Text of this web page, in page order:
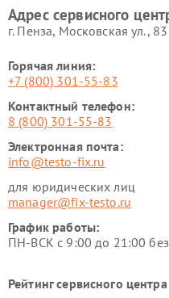
Адрес сервисного
г. Пенза, Московская ул., 83
Горячая линия:
+7 (800) 301-55-83
Контактный телефон:
8 (800) 301-55-83
Электронная почта:
info@testo-fix.ru
для юридических лиц
manager@fix-testo.ru
График работы:
ПН-ВСК с 9:00 до 21:00
Рейтинг сервисного центра